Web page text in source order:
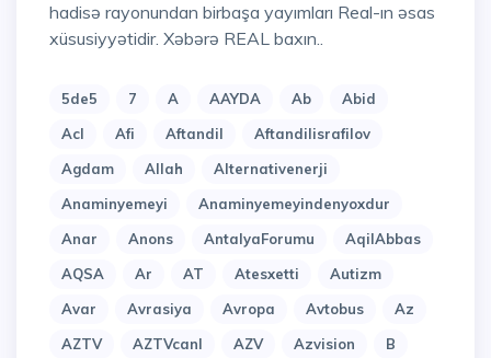
hadisə rayonundan birbaşa yayımları Real-ın əsas
xüsusiyyətidir. Xəbərə REAL baxın..
5de5 7 A AAYDA Ab
Abid
Acl
Afi Aftandil
Aftandilisrafilov
Agdam
Allah
Alternativenerji
Anaminyemeyi
Anaminyemeyindenyoxdur
Anar
Anons AntalyaForumu
AqilAbbas
AQSA
Ar AT Atesxetti
Autizm
Avar
Avrasiya Avropa Avtobus
Az
AZTV
AZTVcanl AZV Azvision
B